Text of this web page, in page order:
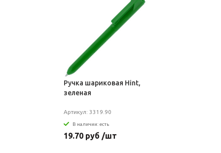
Ручка шариковая Hint,
зеленая
Артикул: 3319.90
В наличии: есть
19.70 руб /шт